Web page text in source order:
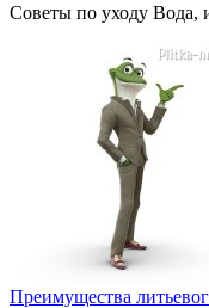
Советы по уходу Вода,
Преимущества